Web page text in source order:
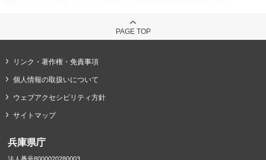
PAGE TOP
リンク・著作権・免責事項
個人情報の取扱いについて
ウェブアクセシビリティ方針
サイトマップ
兵庫県庁